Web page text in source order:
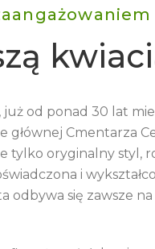
od ponad 30 lat
głównej Cmentarza
tylko oryginalny styl,
i
odbywa się zawsze